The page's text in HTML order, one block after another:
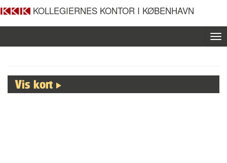
KOLLEGIERNES KONTOR I KØBENHAVN
Vis kort